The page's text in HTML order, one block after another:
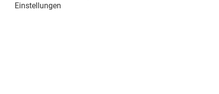
Einstellungen